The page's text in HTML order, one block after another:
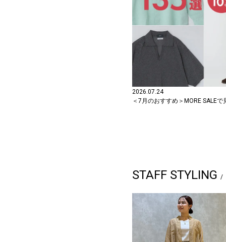
2026.07.24
＜7月のおすすめ＞MORE SALE
STAFF STYLING